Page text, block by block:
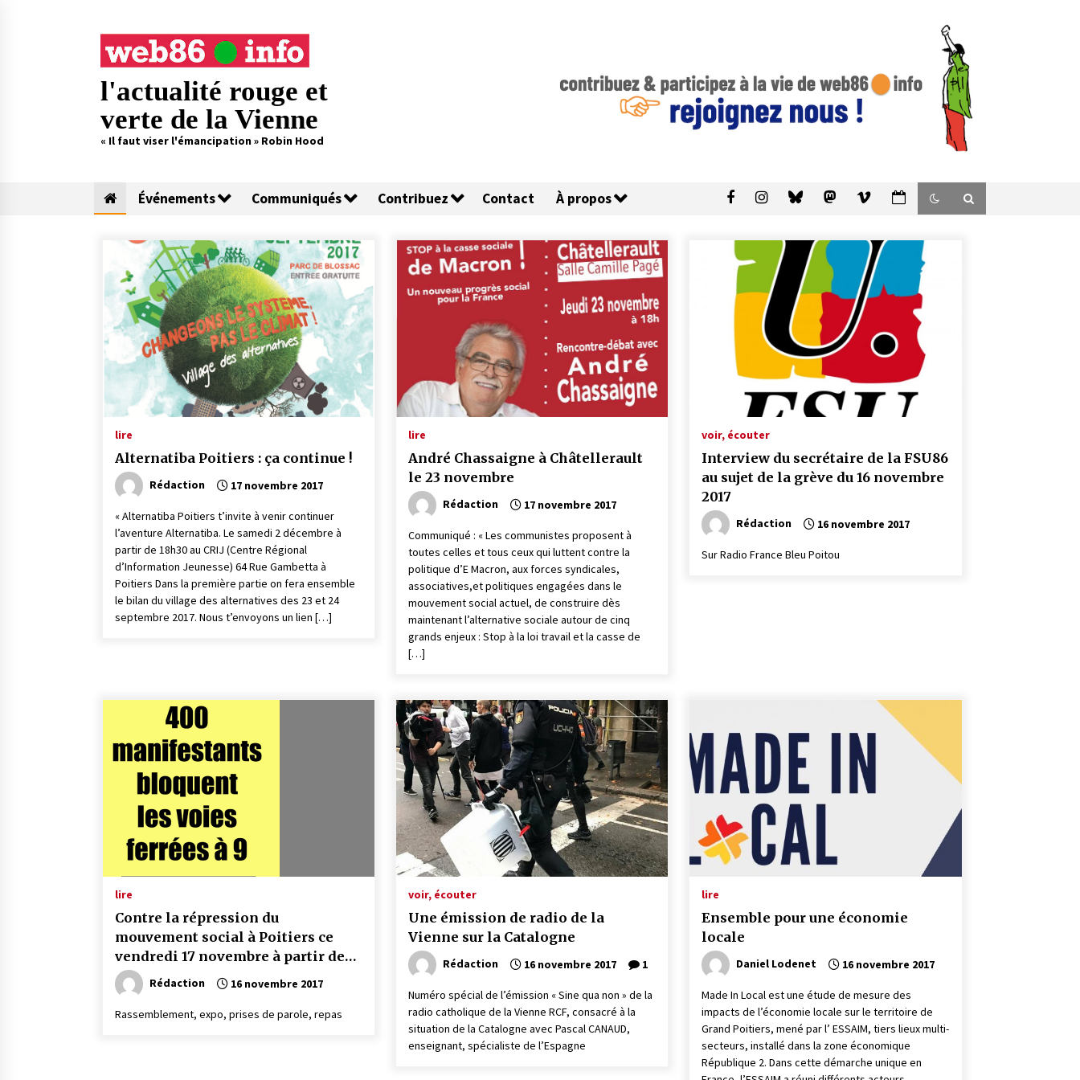
l'actualité rouge et
verte de la Vienne
« Il faut viser l'émancipation » Robin Hood
Événements Communiqués Contribuez Contact À propos
lire
Alternatiba Poitiers : ça continue !
Rédaction 17 novembre 2017
« Alternatiba Poitiers t’invite à venir continuer
l’aventure Alternatiba. Le samedi 2 décembre à
partir de 18h30 au CRIJ (Centre Régional
d’Information Jeunesse) 64 Rue Gambetta à
Poitiers Dans la première partie on fera ensemble
le bilan du village des alternatives des 23 et 24
septembre 2017. Nous t’envoyons un lien […]
lire
André Chassaigne à Châtellerault
le 23 novembre
Rédaction 17 novembre 2017
Communiqué : « Les communistes proposent à
toutes celles et tous ceux qui luttent contre la
politique d’E Macron, aux forces syndicales,
associatives,et politiques engagées dans le
mouvement social actuel, de construire dès
maintenant l’alternative sociale autour de cinq
grands enjeux : Stop à la loi travail et la casse de
[…]
voir, écouter
Interview du secrétaire de la FSU86
au sujet de la grève du 16 novembre
2017
Rédaction 16 novembre 2017
Sur Radio France Bleu Poitou
lire
Contre la répression du
mouvement social à Poitiers ce
vendredi 17 novembre à partir de
08h30Rédaction 16 novembre 2017
Rassemblement, expo, prises de parole, repas
voir, écouter
Une émission de radio de la
Vienne sur la Catalogne
Rédaction 16 novembre 2017 1
Numéro spécial de l’émission « Sine qua non » de la
radio catholique de la Vienne RCF, consacré à la
situation de la Catalogne avec Pascal CANAUD,
enseignant, spécialiste de l’Espagne
lire
Ensemble pour une économie
locale
Daniel Lodenet 16 novembre 2017
Made In Local est une étude de mesure des
impacts de l’économie locale sur le territoire de
Grand Poitiers, mené par l’ ESSAIM, tiers lieux multi-
secteurs, installé dans la zone économique
République 2. Dans cette démarche unique en